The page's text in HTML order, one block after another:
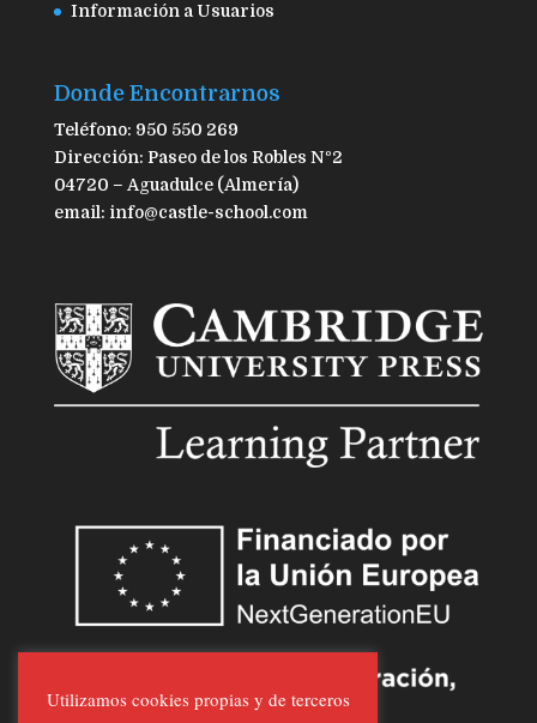
Información a Usuarios
Donde Encontrarnos
Teléfono: 950 550 269
Dirección: Paseo de los Robles Nº2
04720 – Aguadulce (Almería)
email: info@castle-school.com
Utilizamos cookies propias y de terceros